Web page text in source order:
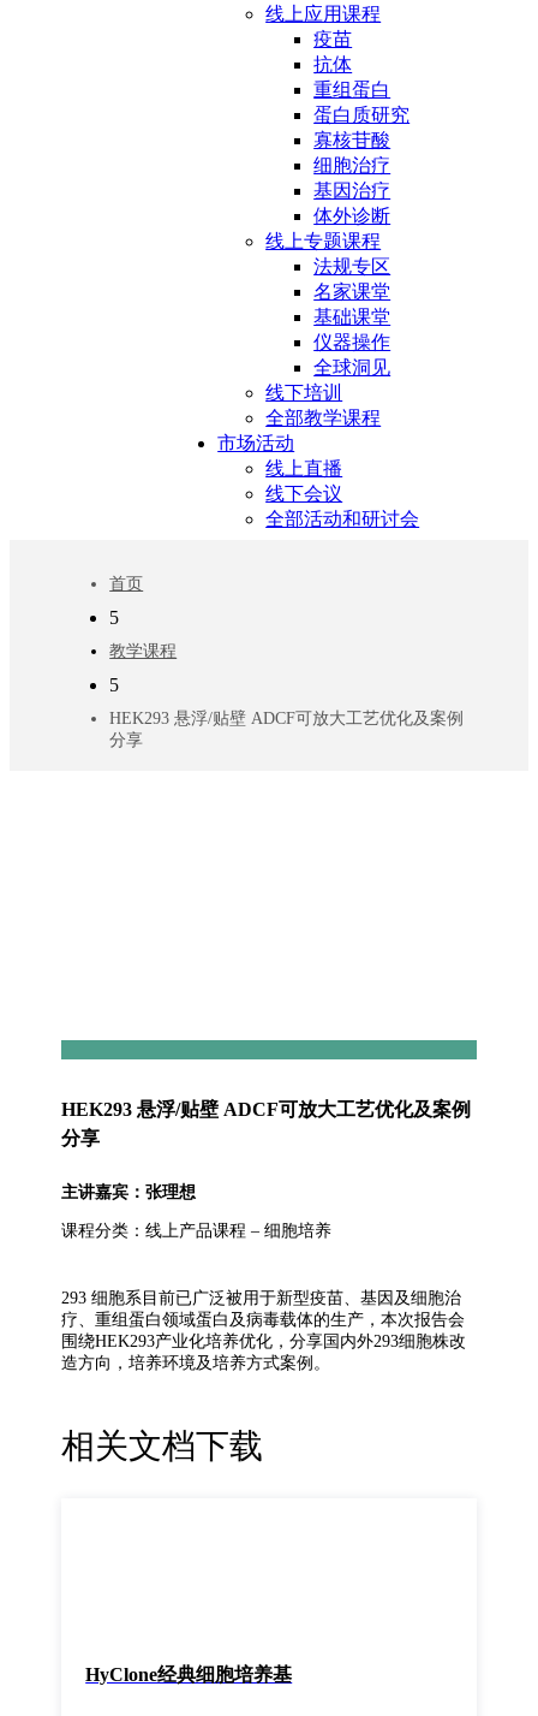
线上应用课程
疫苗
抗体
重组蛋白
蛋白质研究
寡核苷酸
细胞治疗
基因治疗
体外诊断
线上专题课程
法规专区
名家课堂
基础课堂
仪器操作
全球洞见
线下培训
全部教学课程
市场活动
线上直播
线下会议
全部活动和研讨会
首页
5
教学课程
5
HEK293 悬浮/贴壁 ADCF可放大工艺优化及案例
分享
HEK293 悬浮/贴壁 ADCF可放大工艺优化及案例
分享
主讲嘉宾：张理想
课程分类：线上产品课程 – 细胞培养
293 细胞系目前已广泛被用于新型疫苗、基因及细胞治
疗、重组蛋白领域蛋白及病毒载体的生产，本次报告会
围绕HEK293产业化培养优化，分享国内外293细胞株改
造方向，培养环境及培养方式案例。
相关文档下载
HyClone经典细胞培养基